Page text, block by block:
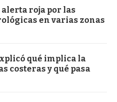
roja por las
en varias zonas
qué implica la
costeras y qué pasa